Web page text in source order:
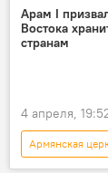
Российская и
Арам I
Востока
странам
4 апреля,
Армянская